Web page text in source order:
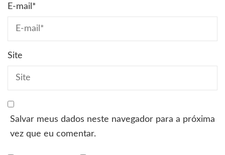
E-mail *
Site
Salvar meus dados neste navegador para a próxima
vez que eu comentar.